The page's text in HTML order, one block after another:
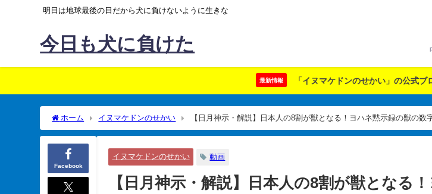
明日は地球最後の日だから犬に負けないように生きな
今日も犬に負けた
最新情報 「イヌマケドンのせかい」の公式ブ
ホーム イヌマケドンのせかい
【日月神示・解説】日本人の8割が獣となる！ヨハネ黙示録の獣の数
く
Facebook
イヌマケドンのせかい 動画
【日月神示・解説】日本人の8割が獣となる